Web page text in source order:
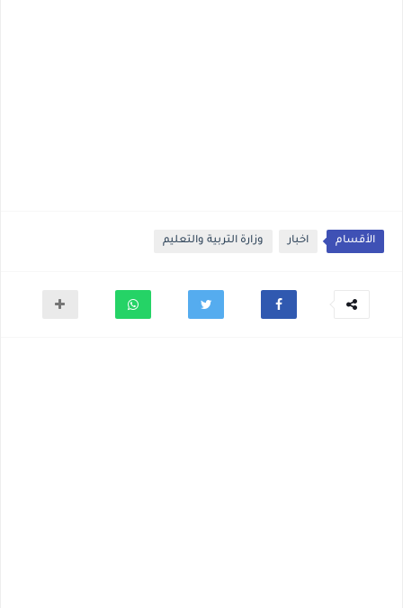
الأقسام اخبار وزارة التربية والتعليم